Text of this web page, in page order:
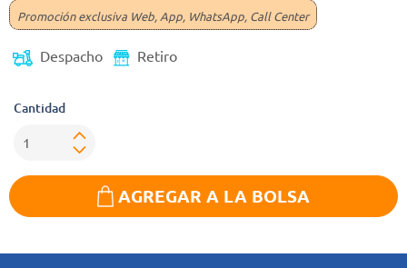
Promoción exclusiva Web, App, WhatsApp, Call Center
Despacho Retiro
Cantidad
AGREGAR A LA BOLSA